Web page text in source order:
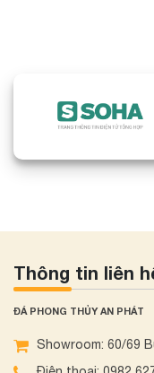
Thông tin liên
ĐÁ PHONG THỦY AN PHÁT
Showroom: 60/69